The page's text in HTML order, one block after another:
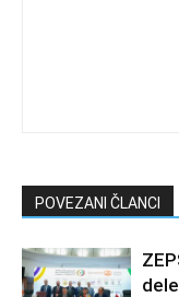
POVEZANI ČLANCI